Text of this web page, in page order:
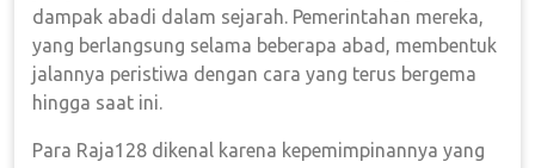
dampak abadi dalam sejarah. Pemerintahan mereka,
yang berlangsung selama beberapa abad, membentuk
jalannya peristiwa dengan cara yang terus bergema
hingga saat ini.
Para Raja128 dikenal karena kepemimpinannya yang